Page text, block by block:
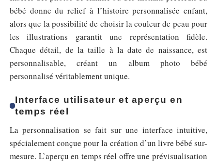
bébé donne du relief à l’histoire personnalisée enfant,
alors que la possibilité de choisir la couleur de peau pour
les illustrations garantit une représentation fidèle.
Chaque détail, de la taille à la date de naissance, est
personnalisable, créant un album photo bébé
personnalisé véritablement unique.
Interface utilisateur et aperçu en
temps réel
La personnalisation se fait sur une interface intuitive,
spécialement conçue pour la création d’un livre bébé sur-
mesure. L’aperçu en temps réel offre une prévisualisation